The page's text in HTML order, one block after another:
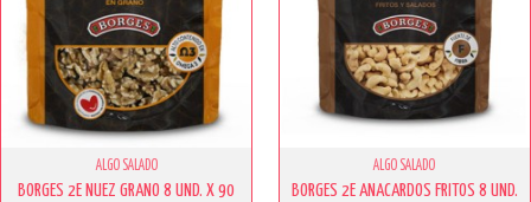
ALGO SALADO
BORGES 2E NUEZ GRANO 8 UND. X 90
ALGO SALADO
BORGES 2E ANACARDOS FRITOS 8 UND.